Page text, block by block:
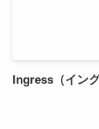
Ingress（イン